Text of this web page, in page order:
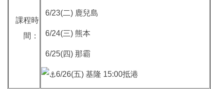
課程時
間：
6/23(二) 鹿兒島
6/24(三) 熊本
6/25(四) 那霸
6/26(五) 基隆 15:00抵港